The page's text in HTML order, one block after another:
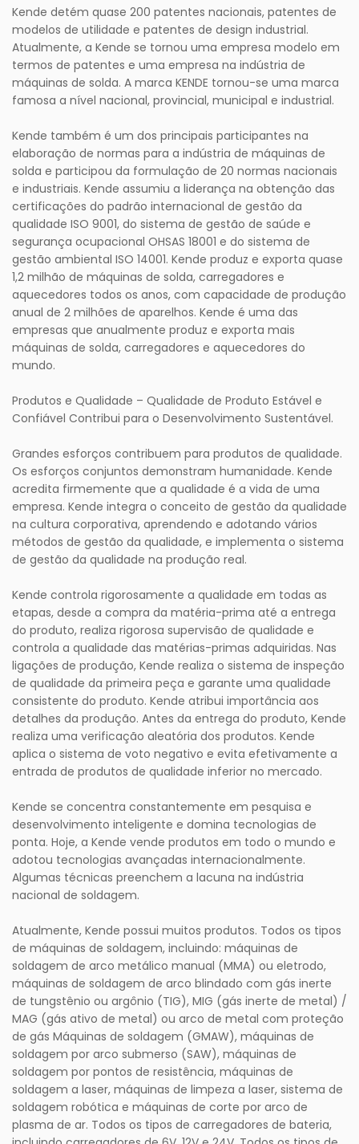
Kende detém quase 200 patentes nacionais, patentes de
modelos de utilidade e patentes de design industrial.
Atualmente, a Kende se tornou uma empresa modelo em
termos de patentes e uma empresa na indústria de
máquinas de solda. A marca KENDE tornou-se uma marca
famosa a nível nacional, provincial, municipal e industrial.
Kende também é um dos principais participantes na
elaboração de normas para a indústria de máquinas de
solda e participou da formulação de 20 normas nacionais
e industriais. Kende assumiu a liderança na obtenção das
certificações do padrão internacional de gestão da
qualidade ISO 9001, do sistema de gestão de saúde e
segurança ocupacional OHSAS 18001 e do sistema de
gestão ambiental ISO 14001. Kende produz e exporta quase
1,2 milhão de máquinas de solda, carregadores e
aquecedores todos os anos, com capacidade de produção
anual de 2 milhões de aparelhos. Kende é uma das
empresas que anualmente produz e exporta mais
máquinas de solda, carregadores e aquecedores do
mundo.
Produtos e Qualidade – Qualidade de Produto Estável e
Confiável Contribui para o Desenvolvimento Sustentável.
Grandes esforços contribuem para produtos de qualidade.
Os esforços conjuntos demonstram humanidade. Kende
acredita firmemente que a qualidade é a vida de uma
empresa. Kende integra o conceito de gestão da qualidade
na cultura corporativa, aprendendo e adotando vários
métodos de gestão da qualidade, e implementa o sistema
de gestão da qualidade na produção real.
Kende controla rigorosamente a qualidade em todas as
etapas, desde a compra da matéria-prima até a entrega
do produto, realiza rigorosa supervisão de qualidade e
controla a qualidade das matérias-primas adquiridas. Nas
ligações de produção, Kende realiza o sistema de inspeção
de qualidade da primeira peça e garante uma qualidade
consistente do produto. Kende atribui importância aos
detalhes da produção. Antes da entrega do produto, Kende
realiza uma verificação aleatória dos produtos. Kende
aplica o sistema de voto negativo e evita efetivamente a
entrada de produtos de qualidade inferior no mercado.
Kende se concentra constantemente em pesquisa e
desenvolvimento inteligente e domina tecnologias de
ponta. Hoje, a Kende vende produtos em todo o mundo e
adotou tecnologias avançadas internacionalmente.
Algumas técnicas preenchem a lacuna na indústria
nacional de soldagem.
Atualmente, Kende possui muitos produtos. Todos os tipos
de máquinas de soldagem, incluindo: máquinas de
soldagem de arco metálico manual (MMA) ou eletrodo,
máquinas de soldagem de arco blindado com gás inerte
de tungstênio ou argônio (TIG), MIG (gás inerte de metal) /
MAG (gás ativo de metal) ou arco de metal com proteção
de gás Máquinas de soldagem (GMAW), máquinas de
soldagem por arco submerso (SAW), máquinas de
soldagem por pontos de resistência, máquinas de
soldagem a laser, máquinas de limpeza a laser, sistema de
soldagem robótica e máquinas de corte por arco de
plasma de ar. Todos os tipos de carregadores de bateria,